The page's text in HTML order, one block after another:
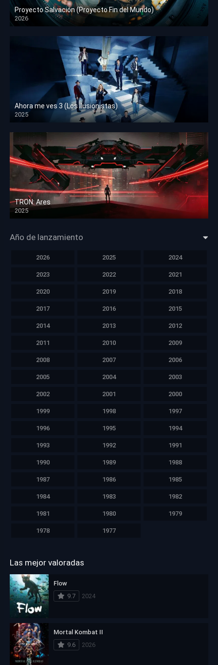
Proyecto Salvación (Proyecto Fin del Mundo)
2026
HD 1080p
Ahora me ves 3 (Los ilusionistas)
2025
HD 1080p
TRON: Ares
2025
HD 1080p
Año de lanzamiento
2026 2025 2024
2023 2022 2021
2020 2019 2018
2017 2016 2015
2014 2013 2012
2011 2010 2009
2008 2007 2006
2005 2004 2003
2002 2001 2000
1999 1998 1997
1996 1995 1994
1993 1992 1991
1990 1989 1988
1987 1986 1985
1984 1983 1982
1981 1980 1979
1978 1977
Las mejor valoradas
Flow
9.7
2024
Mortal Kombat II
9.6
2026